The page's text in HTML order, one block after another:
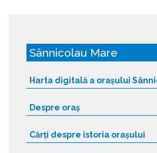
Sânnicolau Mare
Harta digitală a orașului
Despre oraș
Cărți despre istoria orașului